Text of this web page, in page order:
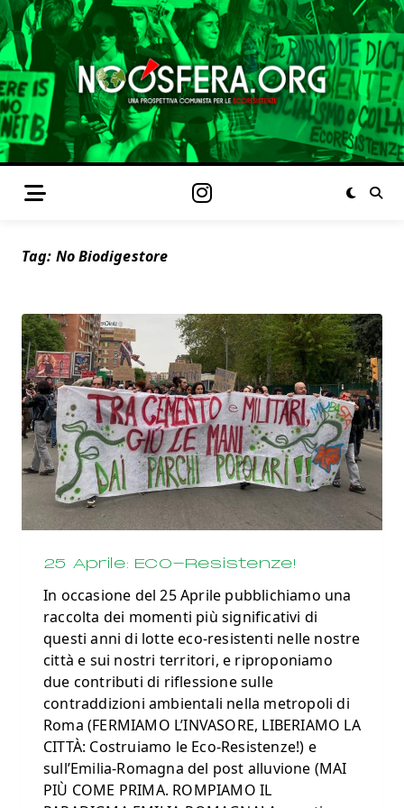
Tag: No Biodigestore
25 Aprile: ECO-Resistenze!
In occasione del 25 Aprile pubblichiamo una
raccolta dei momenti più significativi di
questi anni di lotte eco-resistenti nelle nostre
città e sui nostri territori, e riproponiamo
due contributi di riflessione sulle
contraddizioni ambientali nella metropoli di
Roma (FERMIAMO L’INVASORE, LIBERIAMO LA
CITTÀ: Costruiamo le Eco-Resistenze!) e
sull’Emilia-Romagna del post alluvione (MAI
PIÙ COME PRIMA. ROMPIAMO IL